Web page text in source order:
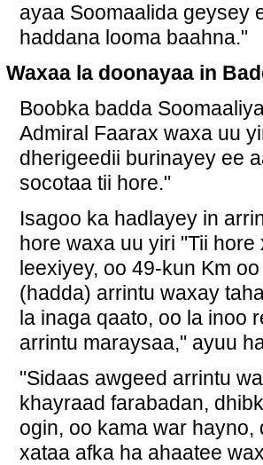
ayaa Soomaalida geysey
haddana looma baahna."
Waxaa la doonayaa in
Boobka badda
Admiral Faarax waxa uu
dherigeedii burinayey ee
socotaa tii hore."
Isagoo ka hadlayey in
hore waxa uu yiri "Tii
leexiyey, oo 49-kun Km
(hadda) arrintu waxay
la inaga qaato, oo la inoo
arrintu maraysaa," ayuu
"Sidaas awgeed arrintu
khayraad farabadan,
ogin, oo kama war
xataa afka ha ahaatee